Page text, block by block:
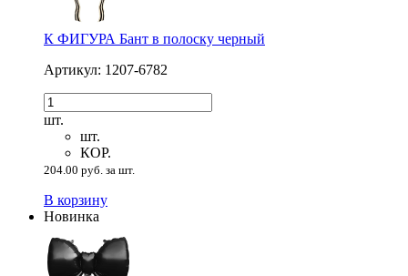
К ФИГУРА Бант в полоску черный
Артикул: 1207-6782
шт.
шт.
КОР.
204.00 руб. за шт.
В корзину
Новинка